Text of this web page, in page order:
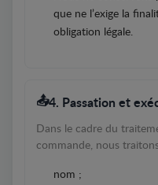
que ne l’exige la
obligation légale.
4. Passation et
Dans le cadre du
commande, nous
nom ;